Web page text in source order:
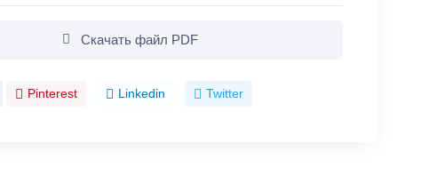
Скачать файл PDF
Pinterest Linkedin Twitter